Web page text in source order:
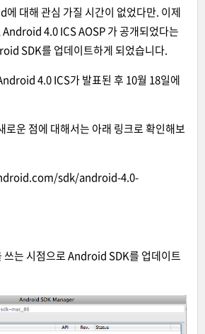
대해 관심 가질 시간이 없었다만. 이제
4.0 ICS AOSP 가 공개되었다는
SDK를 업데이트하게 되었습니다.
4.0 ICS가 발표된 후 10월 18일에
운 점에 대해서는 아래 링크로 확인해보
sdk/android-4.0-
쓰는 시점으로 Android SDK를 업데이트